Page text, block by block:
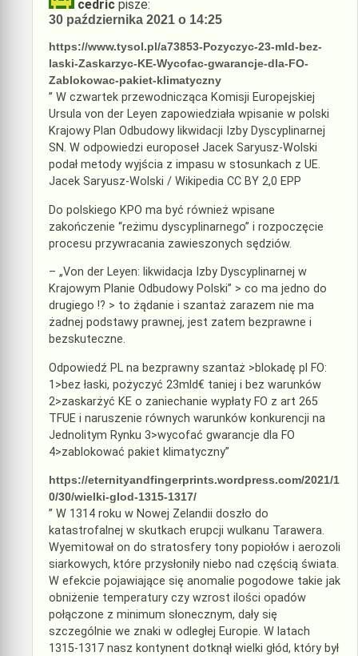
cedric pisze:
30 października 2021 o 14:25
https://www.tysol.pl/a73853-Pozyczyc-23-mld-bez-
laski-Zaskarzyc-KE-Wycofac-gwarancje-dla-FO-
Zablokowac-pakiet-klimatyczny
” W czwartek przewodnicząca Komisji Europejskiej
Ursula von der Leyen zapowiedziała wpisanie w polski
Krajowy Plan Odbudowy likwidacji Izby Dyscyplinarnej
SN. W odpowiedzi europoseł Jacek Saryusz-Wolski
podał metody wyjścia z impasu w stosunkach z UE.
Jacek Saryusz-Wolski / Wikipedia CC BY 2,0 EPP
Do polskiego KPO ma być również wpisane
zakończenie “reżimu dyscyplinarnego” i rozpoczęcie
procesu przywracania zawieszonych sędziów.
– „Von der Leyen: likwidacja Izby Dyscyplinarnej w
Krajowym Planie Odbudowy Polski” > co ma jedno do
drugiego !? > to żądanie i szantaż zarazem nie ma
żadnej podstawy prawnej, jest zatem bezprawne i
bezskuteczne.
Odpowiedź PL na bezprawny szantaż >blokadę pl FO:
1>bez łaski, pożyczyć 23mld€ taniej i bez warunków
2>zaskarżyć KE o zaniechanie wypłaty FO z art 265
TFUE i naruszenie równych warunków konkurencji na
Jednolitym Rynku 3>wycofać gwarancje dla FO
4>zablokować pakiet klimatyczny”
https://eternityandfingerprints.wordpress.com/2021/1
0/30/wielki-glod-1315-1317/
” W 1314 roku w Nowej Zelandii doszło do
katastrofalnej w skutkach erupcji wulkanu Tarawera.
Wyemitował on do stratosfery tony popiołów i aerozoli
siarkowych, które przysłoniły niebo nad częścią świata.
W efekcie pojawiające się anomalie pogodowe takie jak
obniżenie temperatury czy wzrost ilości opadów
połączone z minimum słonecznym, dały się
szczególnie we znaki w odległej Europie. W latach
1315-1317 nasz kontynent dotknął wielki głód, który był